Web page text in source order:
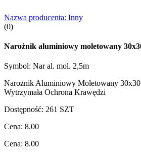
Nazwa producenta: Inny
(0)
Narożnik aluminiowy moletowany
Symbol: Nar al. mol. 2,5m
Narożnik Aluminiowy Moletowany
Wytrzymała Ochrona Krawędzi
Dostępność: 261 SZT
Cena: 8.00
Cena: 8.00